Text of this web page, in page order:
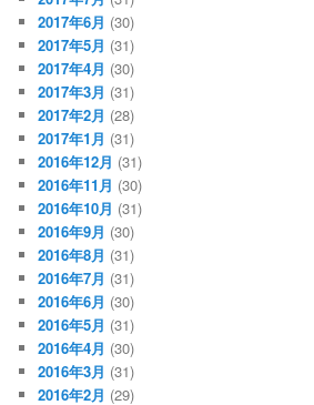
2017年6月 (30)
2017年5月 (31)
2017年4月 (30)
2017年3月 (31)
2017年2月 (28)
2017年1月 (31)
2016年12月 (31)
2016年11月 (30)
2016年10月 (31)
2016年9月 (30)
2016年8月 (31)
2016年7月 (31)
2016年6月 (30)
2016年5月 (31)
2016年4月 (30)
2016年3月 (31)
2016年2月 (29)